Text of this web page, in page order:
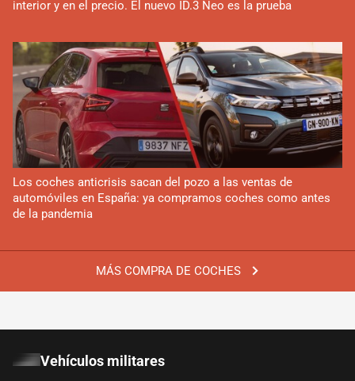
MÁS COMPRA DE COCHES
interior y en el precio. El nuevo ID.3 Neo es la prueba
Los coches anticrisis sacan del pozo a las ventas de
automóviles en España: ya compramos coches como antes
de la pandemia
Vehículos militares